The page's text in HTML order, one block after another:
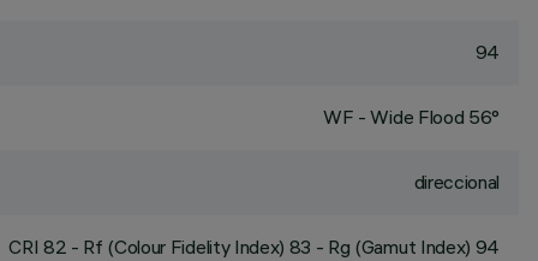
94
WF - Wide Flood 56°
direccional
CRI 82 - Rf (Colour Fidelity Index) 83 - Rg (Gamut Index) 94